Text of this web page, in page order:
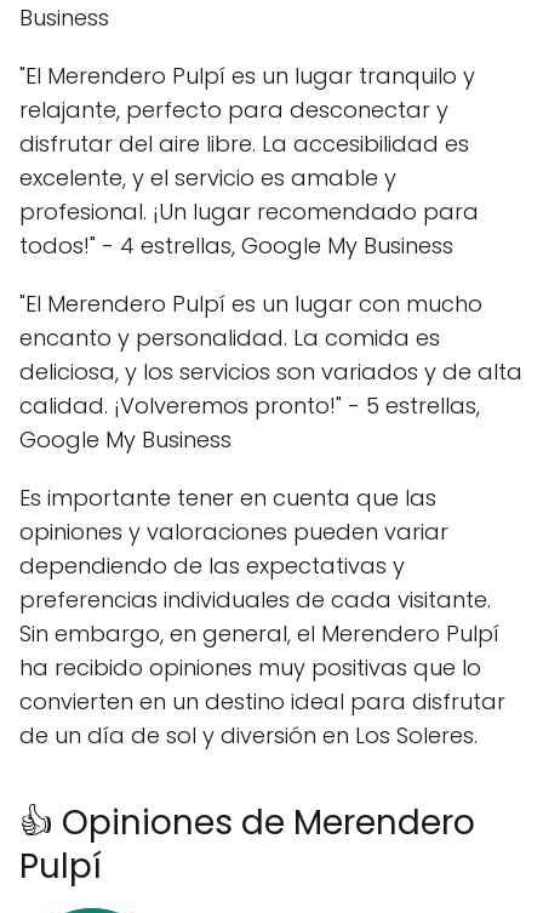
Business
"El Merendero Pulpí es un lugar tranquilo y
relajante, perfecto para desconectar y
disfrutar del aire libre. La accesibilidad es
excelente, y el servicio es amable y
profesional. ¡Un lugar recomendado para
todos!" - 4 estrellas, Google My Business
"El Merendero Pulpí es un lugar con mucho
encanto y personalidad. La comida es
deliciosa, y los servicios son variados y de alta
calidad. ¡Volveremos pronto!" - 5 estrellas,
Google My Business
Es importante tener en cuenta que las
opiniones y valoraciones pueden variar
dependiendo de las expectativas y
preferencias individuales de cada visitante.
Sin embargo, en general, el Merendero Pulpí
ha recibido opiniones muy positivas que lo
convierten en un destino ideal para disfrutar
de un día de sol y diversión en Los Soleres.
👍 Opiniones de Merendero
Pulpí